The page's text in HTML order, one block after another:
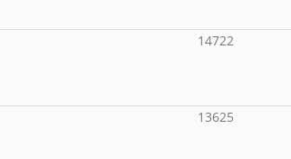
14722
13625